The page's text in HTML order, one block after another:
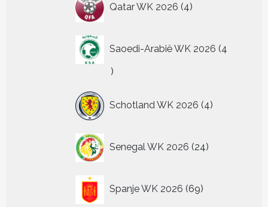
Qatar WK 2026 4
producten
Saoedi-Arabië WK 2026 4
4
Schotland WK 2026 4
producten
Senegal WK 2026 24
producten
Spanje WK 2026 69
producten